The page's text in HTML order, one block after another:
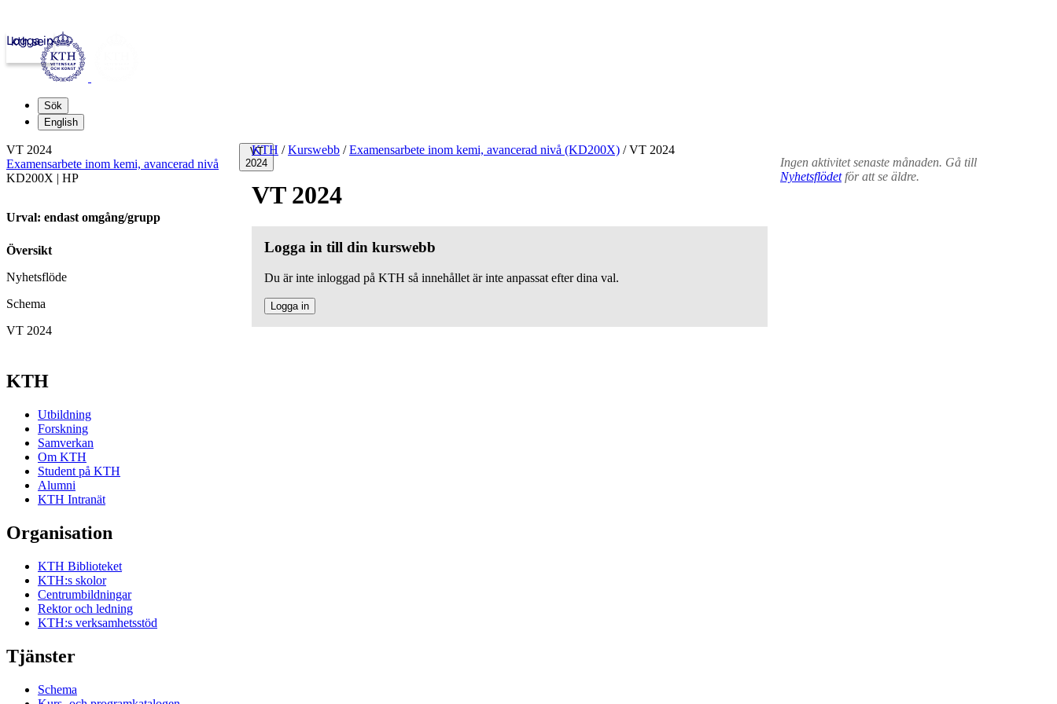
kth.se
Logga in
Sök
English
VT
2024
KTH / Kurswebb / Examensarbete inom kemi, avancerad nivå (KD200X) /VT 2024
VT 2024
Logga in till din kurswebb
Du är inte inloggad på KTH så innehållet är inte anpassat efter dina val.
Logga in
Ingen aktivitet senaste månaden. Gå till
Nyhetsflödetför att se äldre.
VT 2024
Examensarbete inom kemi, avancerad nivå
KD200X | HP
Urval: endast omgång/grupp
Översikt
Nyhetsflöde
Schema
VT 2024
KTH
Utbildning
Forskning
Samverkan
Om KTH
Student på KTH
Alumni
KTH Intranät
Organisation
KTH Biblioteket
KTH:s skolor
Centrumbildningar
Rektor och ledning
KTH:s verksamhetsstöd
Tjänster
Schema